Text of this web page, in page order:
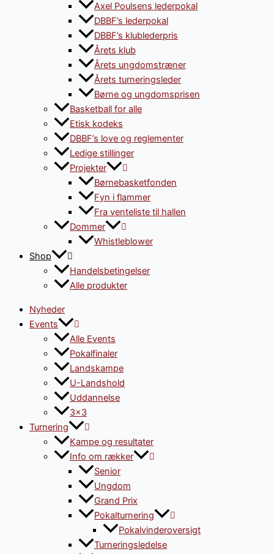
Axel Poulsens lederpokal
DBBF’s lederpokal
DBBF’s klublederpris
Årets klub
Årets ungdomstræner
Årets turneringsleder
Børne og ungdomsprisen
Basketball for alle
Etisk kodeks
DBBF’s love og reglementer
Ledige stillinger
Projekter
Børnebasketfonden
Fyn i flammer
Fra venteliste til hallen
Dommer
Whistleblower
Shop
Handelsbetingelser
Alle produkter
Nyheder
Events
Alle Events
Pokalfinaler
Landskampe
U-Landshold
Uddannelse
3×3
Turnering
Kampe og resultater
Info om rækker
Senior
Ungdom
Grand Prix
Pokalturnering
Pokalvinderoversigt
Turneringsledelse